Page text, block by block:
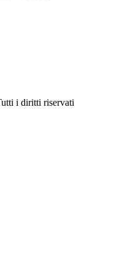
i diritti riservati